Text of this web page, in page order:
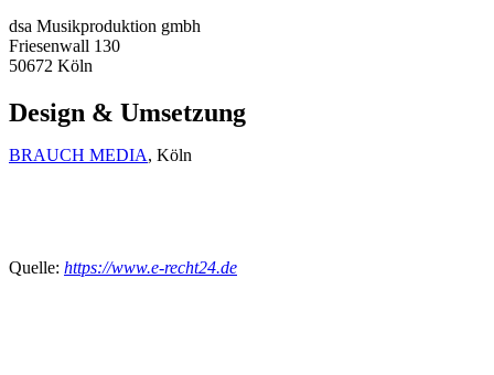
dsa Musikproduktion gmbh
Friesenwall 130
50672 Köln
Design & Umsetzung
BRAUCH MEDIA, Köln
Quelle: https://www.e-recht24.de